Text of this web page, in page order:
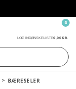
LOG INDØNSKELISTE0,00 KR.
0
BÆRESELER